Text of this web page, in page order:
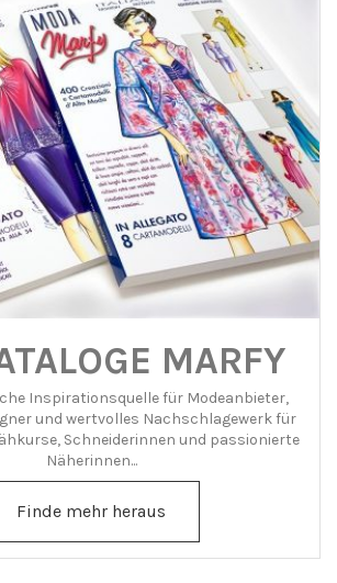
MARFY
Inspirationsquelle für Modeanbieter,
und wertvolles Nachschlagewerk für
Schneiderinnen und passionierte
Näherinnen...
Finde mehr heraus